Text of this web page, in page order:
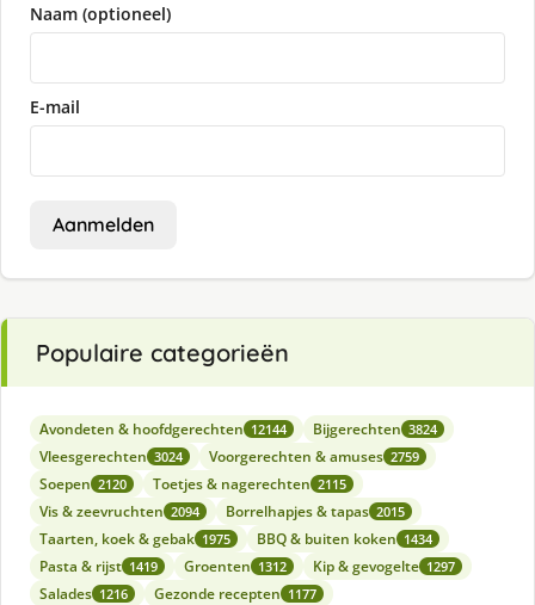
Naam (optioneel)
E-mail
Aanmelden
Populaire categorieën
Avondeten & hoofdgerechten 12144 Bijgerechten 3824
Vleesgerechten 3024 Voorgerechten & amuses 2759
Soepen 2120 Toetjes & nagerechten 2115
Vis & zeevruchten 2094 Borrelhapjes & tapas 2015
Taarten, koek & gebak 1975 BBQ & buiten koken 1434
Pasta & rijst 1419 Groenten 1312 Kip & gevogelte 1297
Salades 1216 Gezonde recepten 1177